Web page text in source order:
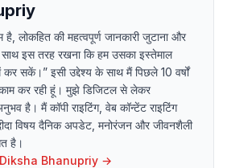
है, लोकहित की महत्वपूर्ण जानकारी जुटाना और
इस तरह रखना कि हम उसका इस्तेमाल
कर सकें।” इसी उद्देश्य के साथ मैं पिछले 10 वर्षों
काम कर रही हूं। मुझे डिजिटल से लेकर
है। मैं कॉपी राइटिंग, वेब कॉन्टेंट राइटिंग
विषय दैनिक अपडेट, मनोरंजन और जीवनशैली
है।
Diksha Bhanupriy →